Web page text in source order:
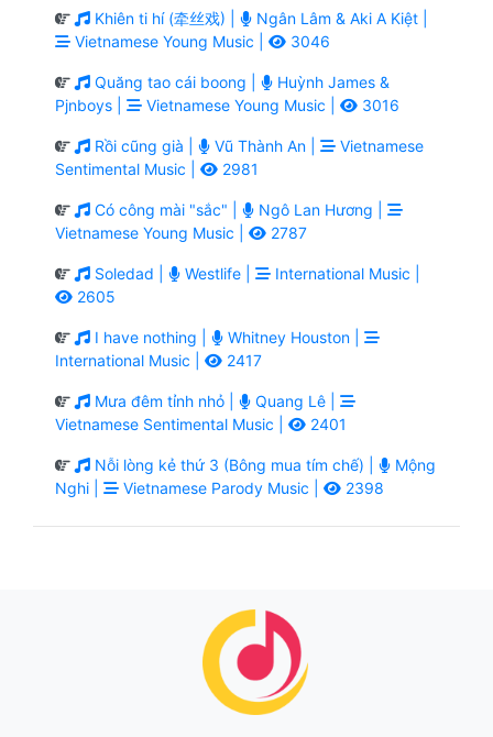
Khiên ti hí (牵丝戏) |
Ngân Lâm & Aki A Kiệt |
Vietnamese Young Music |
3046
Quăng tao cái boong |
Huỳnh James &
Pjnboys |
Vietnamese Young Music | 3016
Rồi cũng già | Vũ Thành An |
Vietnamese
Sentimental Music |
2981
Có công mài "sắc" |
Ngô Lan Hương |
Vietnamese Young Music |
2787
Soledad | Westlife |
International Music |
2605
I have nothing |
Whitney Houston |
International Music |
2417
Mưa đêm tỉnh nhỏ |
Quang Lê |
Vietnamese Sentimental Music |
2401
Nỗi lòng kẻ thứ 3 (Bông mua tím chế) |
Mộng
Nghi |
Vietnamese Parody Music | 2398